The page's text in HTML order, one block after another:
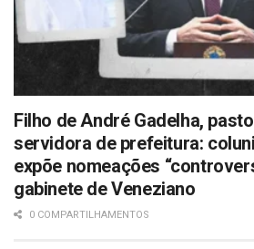
Filho de André Gadelha,
servidora de prefeitura:
expõe nomeações
gabinete de Veneziano
0 COMPARTILHAMENTOS